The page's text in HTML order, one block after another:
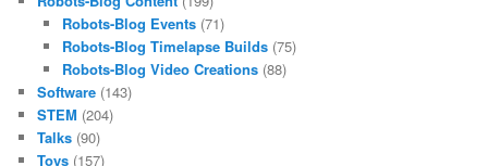
Robots-Blog Events(71)
Robots-Blog Timelapse Builds(75)
Robots-Blog Video Creations(88)
Software (143)
STEM (204)
Talks (90)
Toys (157)